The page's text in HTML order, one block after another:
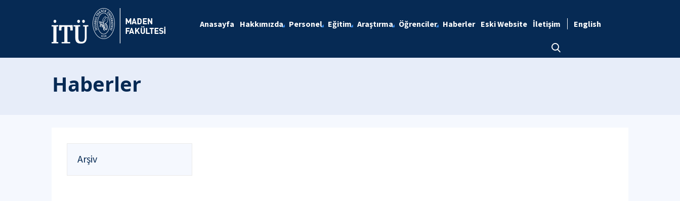
Anasayfa Hakkımızda Personel Eğitim Araştırma Öğrenciler Haberler Eski Website İletişim English
Haberler
Arşiv